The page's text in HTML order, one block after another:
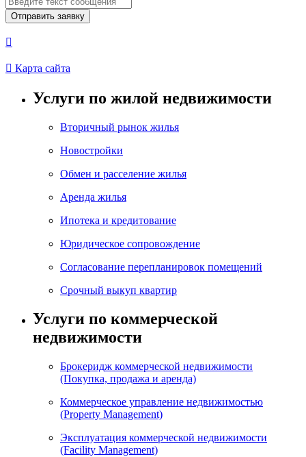
Отправить заявку

 Карта сайта
Услуги по жилой недвижимости
Вторичный рынок жилья
Новостройки
Обмен и расселение жилья
Аренда жилья
Ипотека и кредитование
Юридическое сопровождение
Согласование перепланировок помещений
Срочный выкуп квартир
Услуги по коммерческой
недвижимости
Брокеридж коммерческой недвижимости
(Покупка, продажа и аренда)
Коммерческое управление недвижимостью
(Property Management)
Эксплуатация коммерческой недвижимости
(Facility Management)